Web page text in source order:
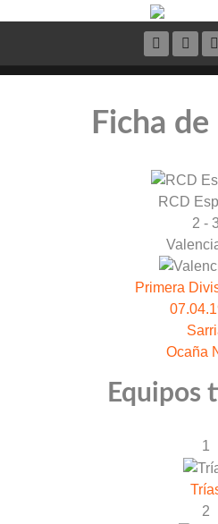
Ficha
RCD
2 - 3
Primera
Ocaña
Equipos
1
2